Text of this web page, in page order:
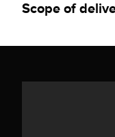
Scope of